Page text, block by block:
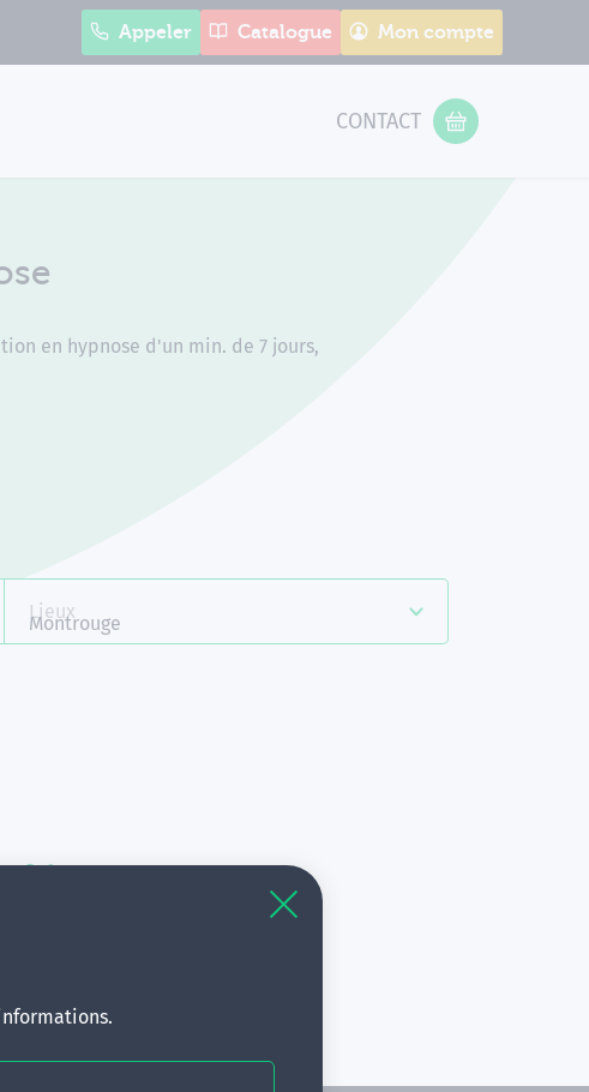
Appeler Catalogue Mon compte
CONTACT
VOTRE PANIER
en hypnose d'un min. de 7 jours,
Lieux
Montrouge
à